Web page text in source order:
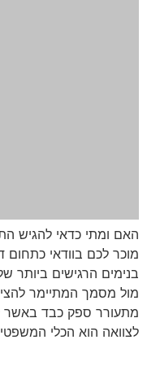
האם ומתי כדאי להגיש
מוכר לכם בוודאי כתחום
בנימים הרגישים
מול מסמך המתיימר
מתעורר ספק כבד באשר
לצוואה הוא הכלי